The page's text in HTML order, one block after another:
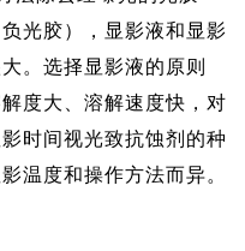
光胶），显影液和显影
。选择显影液的原则
度大、溶解速度快，对
时间视光致抗蚀剂的种
温度和操作方法而异。